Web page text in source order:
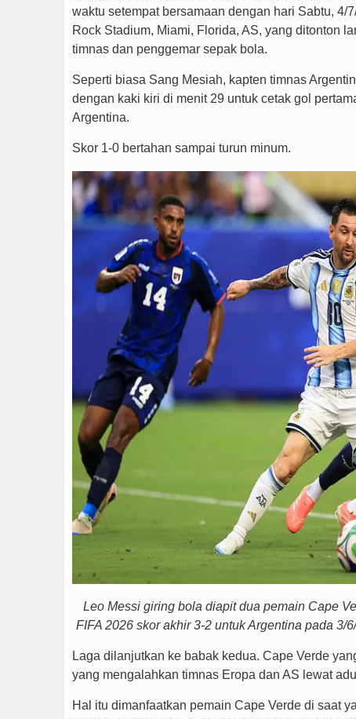
waktu setempat bersamaan dengan hari Sabtu, 4/
Rock Stadium, Miami, Florida, AS, yang ditonton
timnas dan penggemar sepak bola.
Seperti biasa Sang Mesiah, kapten timnas
dengan kaki kiri di menit 29 untuk cetak gol
Argentina.
Skor 1-0 bertahan sampai turun minum.
Leo Messi giring bola diapit dua pemain Cape
FIFA 2026 skor akhir 3-2 untuk Argentina pada 3/
Laga dilanjutkan ke babak kedua. Cape Verde
yang mengalahkan timnas Eropa dan AS lewat
Hal itu dimanfaatkan pemain Cape Verde di saat